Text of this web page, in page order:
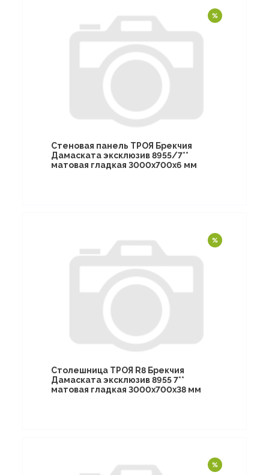
Стеновая панель ТРОЯ Брекчия
Дамаската эксклюзив 8955/7**
матовая гладкая 3000х700х6 мм
Столешница ТРОЯ R8 Брекчия
Дамаската эксклюзив 8955 7**
матовая гладкая 3000х700х38 мм